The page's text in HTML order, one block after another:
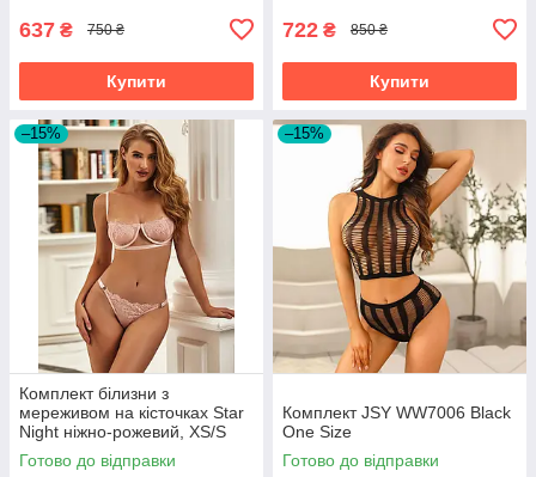
637 ₴ 750 ₴
Купити
722 ₴ 850 ₴
Купити
–15%
Комплект білизни з
мереживом на кісточках Star
Night ніжно-рожевий, XS/S
Готово до відправки
–15%
Комплект JSY WW7006 Black
One Size
Готово до відправки